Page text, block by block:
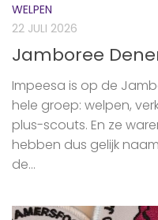
WELPEN
22 JULI 2026
Jamboree
Impeesa is op de
hele groep: welpen,
plus-scouts. En ze
hebben dus gelijk
de...